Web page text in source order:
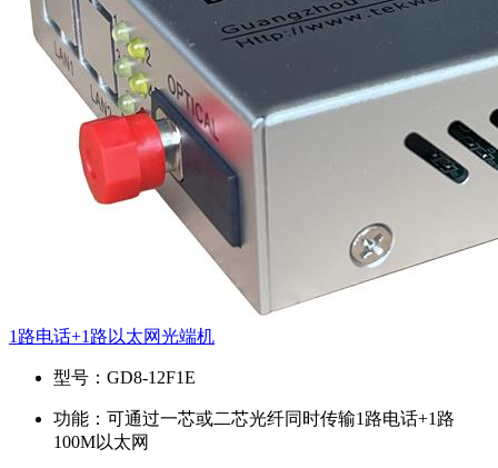
1路电话+1路以太网光端机
型号： GD8-12F1E
功能： 可通过一芯或二芯光纤同时传输1路电话+1路
100M以太网